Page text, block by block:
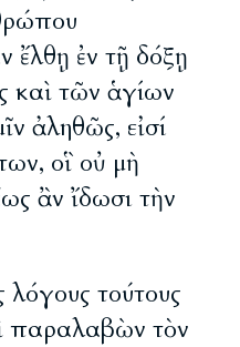
ἔλθῃ ἐν τῇ δόξῃ
καὶ τῶν ἁγίων
ἀληθῶς, εἰσί
οἳ οὐ μὴ
ἂν ἴδωσι τὴν
λόγους τούτους
παραλαβὼν τὸν